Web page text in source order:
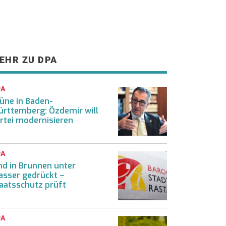
ZU DPA
in Baden-
Özdemir will
modernisieren
in Brunnen unter
gedrückt –
prüft